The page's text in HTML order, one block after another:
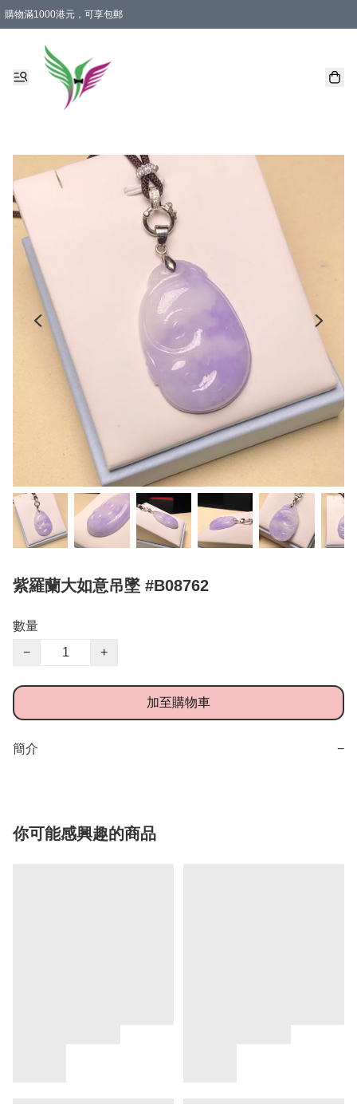
購物滿1000港元，可享包郵
紫羅蘭大如意吊墜 #B08762
數量
−
+
加至購物車
簡介 −
你可能感興趣的商品